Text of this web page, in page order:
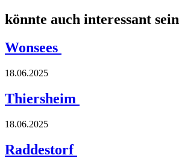
könnte auch interessant sein
Wonsees
18.06.2025
Thiersheim
18.06.2025
Raddestorf